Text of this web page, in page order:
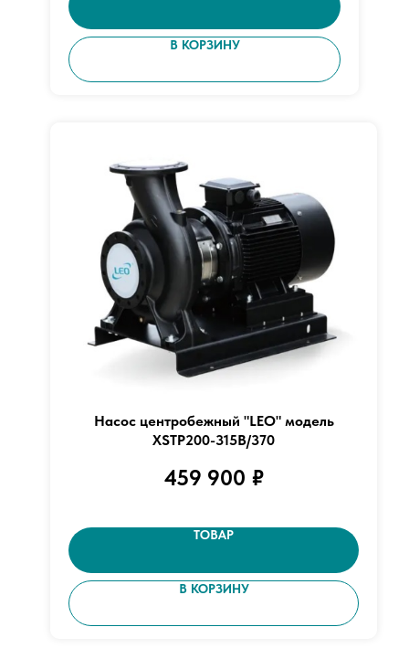
В КОРЗИНУ
Насос центробежный "LEO" модель
XSTP200-315B/370
459 900 ₽
ТОВАР
В КОРЗИНУ